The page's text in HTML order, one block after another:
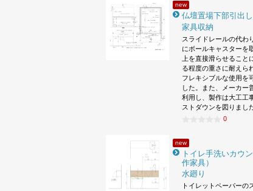
new
仏壇置場下部引出
家具収納
スライドレールの代わ
にボールキャスターを
上を直接滑らせること
る程度の重さに耐えら
フレキシブルな使用を
した。また、メーカー
利用し、製作は大工工
ストダウンを図りまし
0
new
トイレ手洗いカウ
作家具）
水廻り
トイレットペーパーの